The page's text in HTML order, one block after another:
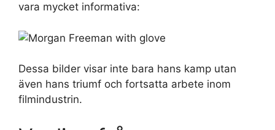
vara mycket informativa:
Dessa bilder visar inte bara hans kamp utan
även hans triumf och fortsatta arbete inom
filmindustrin.